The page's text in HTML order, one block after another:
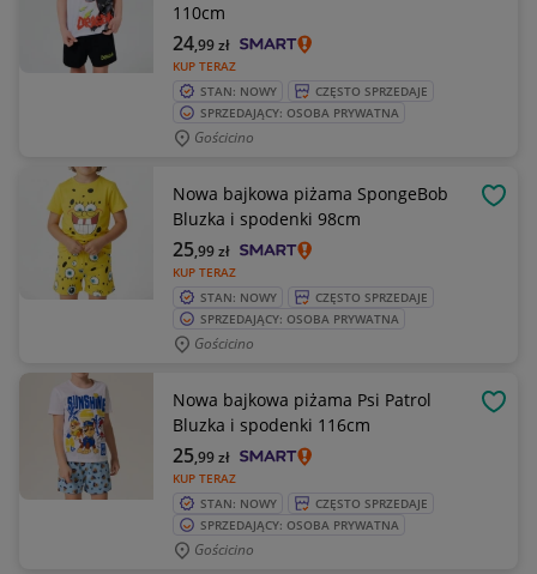
110cm
KUP TERAZ
24,99zł
STAN: NOWY
CZĘSTO SPRZEDAJE
SPRZEDAJĄCY: OSOBA PRYWATNA
Gościcino
Nowa bajkowa piżama SpongeBob
Bluzka i spodenki 98cm
KUP TERAZ
25,99zł
STAN: NOWY
CZĘSTO SPRZEDAJE
SPRZEDAJĄCY: OSOBA PRYWATNA
Gościcino
Nowa bajkowa piżama Psi Patrol
Bluzka i spodenki 116cm
KUP TERAZ
25,99zł
STAN: NOWY
CZĘSTO SPRZEDAJE
SPRZEDAJĄCY: OSOBA PRYWATNA
Gościcino